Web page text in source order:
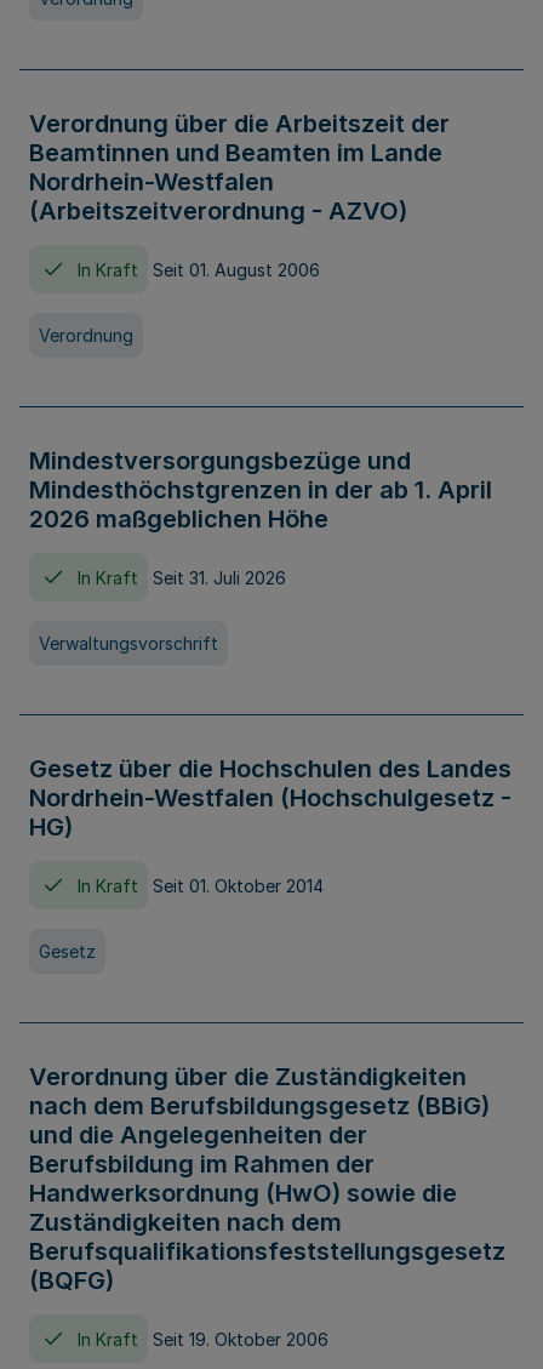
Verordnung über die Arbeitszeit der
Beamtinnen und Beamten im Lande
Nordrhein-Westfalen
(Arbeitszeitverordnung - AZVO)
In Kraft Seit 01. August 2006
Verordnung
Mindestversorgungsbezüge und
Mindesthöchstgrenzen in der ab 1. April
2026 maßgeblichen Höhe
In Kraft Seit 31. Juli 2026
Verwaltungsvorschrift
Gesetz über die Hochschulen des Landes
Nordrhein-Westfalen (Hochschulgesetz -
HG)
In Kraft Seit 01. Oktober 2014
Gesetz
Verordnung über die Zuständigkeiten
nach dem Berufsbildungsgesetz (BBiG)
und die Angelegenheiten der
Berufsbildung im Rahmen der
Handwerksordnung (HwO) sowie die
Zuständigkeiten nach dem
Berufsqualifikationsfeststellungsgesetz
(BQFG)
In Kraft Seit 19. Oktober 2006